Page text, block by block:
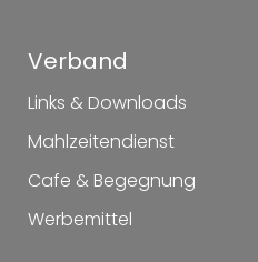
Verband
Links & Downloads
Mahlzeitendienst
Cafe & Begegnung
Werbemittel